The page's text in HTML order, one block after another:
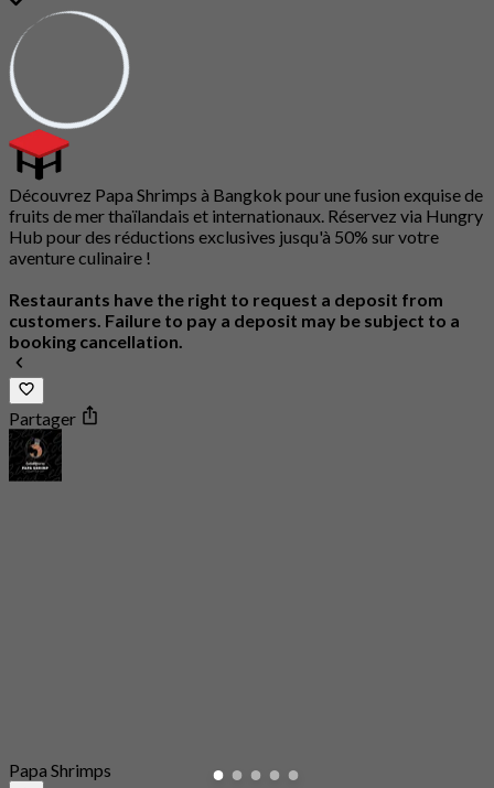
Découvrez Papa Shrimps à Bangkok pour une fusion exquise de
fruits de mer thaïlandais et internationaux. Réservez via Hungry
Hub pour des réductions exclusives jusqu'à 50% sur votre
aventure culinaire !
Restaurants have the right to request a deposit from
customers. Failure to pay a deposit may be subject to a
booking cancellation.
Partager
Papa Shrimps